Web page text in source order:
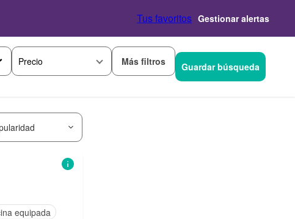
Tus favoritos Gestionar alertas
Precio Más filtros Guardar búsqueda
equipada